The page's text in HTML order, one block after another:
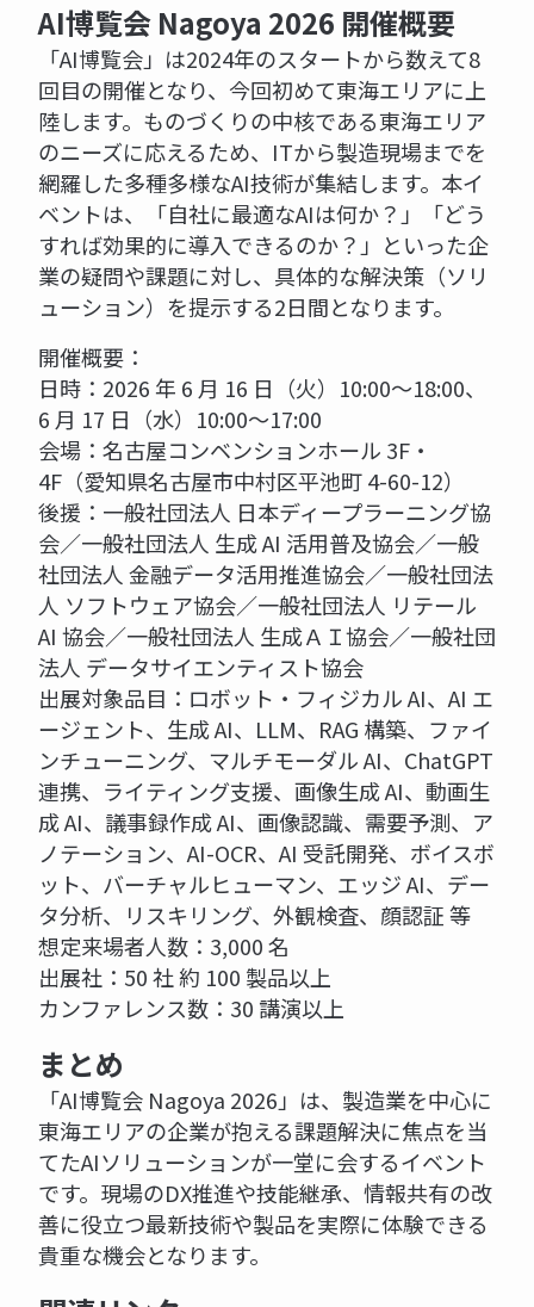
AI博覧会 Nagoya 2026 開催概要
「AI博覧会」は2024年のスタートから数えて8
回目の開催となり、今回初めて東海エリアに上
陸します。ものづくりの中核である東海エリア
のニーズに応えるため、ITから製造現場までを
網羅した多種多様なAI技術が集結します。本イ
ベントは、「自社に最適なAIは何か？」「どう
すれば効果的に導入できるのか？」といった企
業の疑問や課題に対し、具体的な解決策（ソリ
ューション）を提示する2日間となります。
開催概要：
日時：2026 年 6 月 16 日（火）10:00～18:00、
6 月 17 日（水）10:00～17:00
会場：名古屋コンベンションホール 3F・
4F（愛知県名古屋市中村区平池町 4-60-12）
後援：一般社団法人 日本ディープラーニング協
会／一般社団法人 生成 AI 活用普及協会／一般
社団法人 金融データ活用推進協会／一般社団法
人 ソフトウェア協会／一般社団法人 リテール
AI 協会／一般社団法人 生成ＡＩ協会／一般社団
法人 データサイエンティスト協会
出展対象品目：ロボット・フィジカル AI、AI エ
ージェント、生成 AI、LLM、RAG 構築、ファイ
ンチューニング、マルチモーダル AI、ChatGPT
連携、ライティング支援、画像生成 AI、動画生
成 AI、議事録作成 AI、画像認識、需要予測、ア
ノテーション、AI-OCR、AI 受託開発、ボイスボ
ット、バーチャルヒューマン、エッジ AI、デー
タ分析、リスキリング、外観検査、顔認証 等
想定来場者人数：3,000 名
出展社：50 社 約 100 製品以上
カンファレンス数：30 講演以上
まとめ
「AI博覧会 Nagoya 2026」は、製造業を中心に
東海エリアの企業が抱える課題解決に焦点を当
てたAIソリューションが一堂に会するイベント
です。現場のDX推進や技能継承、情報共有の改
善に役立つ最新技術や製品を実際に体験できる
貴重な機会となります。